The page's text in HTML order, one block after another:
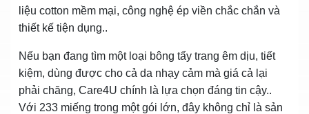
liệu cotton mềm mại, công nghệ ép viền chắc chắn và
thiết kế tiện dụng..
Nếu bạn đang tìm một loại bông tẩy trang êm dịu, tiết
kiệm, dùng được cho cả da nhạy cảm mà giá cả lại
phải chăng, Care4U chính là lựa chọn đáng tin cậy..
Với 233 miếng trong một gói lớn, đây không chỉ là sản